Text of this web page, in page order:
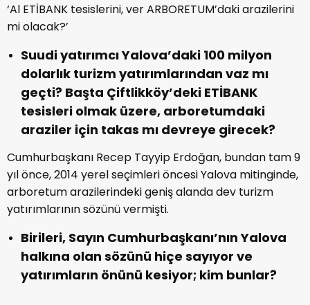
‘Al ETİBANK tesislerini, ver ARBORETUM’daki arazilerini
mi olacak?’
Suudi yatırımcı Yalova’daki 100 milyon
dolarlık turizm yatırımlarından vaz mı
geçti? Başta Çiftlikköy’deki ETİBANK
tesisleri olmak üzere, arboretumdaki
araziler için takas mı devreye girecek?
Cumhurbaşkanı Recep Tayyip Erdoğan, bundan tam 9
yıl önce, 2014 yerel seçimleri öncesi Yalova mitinginde,
arboretum arazilerindeki geniş alanda dev turizm
yatırımlarının sözünü vermişti.
Birileri, Sayın Cumhurbaşkanı’nın Yalova
halkına olan sözünü hiçe sayıyor ve
yatırımların önünü kesiyor; kim bunlar?